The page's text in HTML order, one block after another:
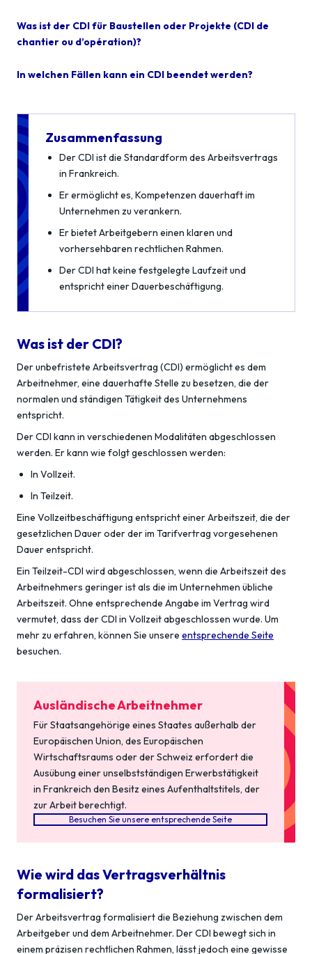
Was ist der CDI für Baustellen oder Projekte (CDI de
chantier ou d’opération)?
In welchen Fällen kann ein CDI beendet werden?
Zusammenfassung
Der CDI ist die Standardform des Arbeitsvertrags
in Frankreich.
Er ermöglicht es, Kompetenzen dauerhaft im
Unternehmen zu verankern.
Er bietet Arbeitgebern einen klaren und
vorhersehbaren rechtlichen Rahmen.
Der CDI hat keine festgelegte Laufzeit und
entspricht einer Dauerbeschäftigung.
Was ist der CDI?
Der unbefristete Arbeitsvertrag (CDI) ermöglicht es dem
Arbeitnehmer, eine dauerhafte Stelle zu besetzen, die der
normalen und ständigen Tätigkeit des Unternehmens
entspricht.
Der CDI kann in verschiedenen Modalitäten abgeschlossen
werden. Er kann wie folgt geschlossen werden:
In Vollzeit.
In Teilzeit.
Eine Vollzeitbeschäftigung entspricht einer Arbeitszeit, die der
gesetzlichen Dauer oder der im Tarifvertrag vorgesehenen
Dauer entspricht.
Ein Teilzeit-CDI wird abgeschlossen, wenn die Arbeitszeit des
Arbeitnehmers geringer ist als die im Unternehmen übliche
Arbeitszeit. Ohne entsprechende Angabe im Vertrag wird
vermutet, dass der CDI in Vollzeit abgeschlossen wurde. Um
mehr zu erfahren, können Sie unsere entsprechende Seite
besuchen.
Ausländische Arbeitnehmer
Für Staatsangehörige eines Staates außerhalb der
Europäischen Union, des Europäischen
Wirtschaftsraums oder der Schweiz erfordert die
Ausübung einer unselbstständigen Erwerbstätigkeit
in Frankreich den Besitz eines Aufenthaltstitels, der
zur Arbeit berechtigt.
Besuchen Sie unsere entsprechende Seite
Wie wird das Vertragsverhältnis
formalisiert?
Der Arbeitsvertrag formalisiert die Beziehung zwischen dem
Arbeitgeber und dem Arbeitnehmer. Der CDI bewegt sich in
einem präzisen rechtlichen Rahmen, lässt jedoch eine gewisse